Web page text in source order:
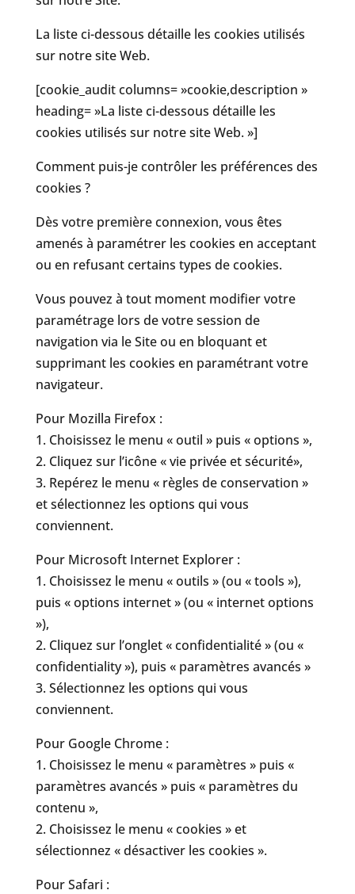
La liste ci-dessous détaille les cookies utilisés
sur notre site Web.
[cookie_audit columns= »cookie,description »
heading= »La liste ci-dessous détaille les
cookies utilisés sur notre site Web. »]
Comment puis-je contrôler les préférences des
cookies ?
Dès votre première connexion, vous êtes
amenés à paramétrer les cookies en acceptant
ou en refusant certains types de cookies.
Vous pouvez à tout moment modifier votre
paramétrage lors de votre session de
navigation via le Site ou en bloquant et
supprimant les cookies en paramétrant votre
navigateur.
Pour Mozilla Firefox :
1. Choisissez le menu « outil » puis « options »,
2. Cliquez sur l’icône « vie privée et sécurité»,
3. Repérez le menu « règles de conservation »
et sélectionnez les options qui vous
conviennent.
Pour Microsoft Internet Explorer :
1. Choisissez le menu « outils » (ou « tools »),
puis « options internet » (ou « internet options
»),
2. Cliquez sur l’onglet « confidentialité » (ou «
confidentiality »), puis « paramètres avancés »
3. Sélectionnez les options qui vous
conviennent.
Pour Google Chrome :
1. Choisissez le menu « paramètres » puis «
paramètres avancés » puis « paramètres du
contenu »,
2. Choisissez le menu « cookies » et
sélectionnez « désactiver les cookies ».
Pour Safari :